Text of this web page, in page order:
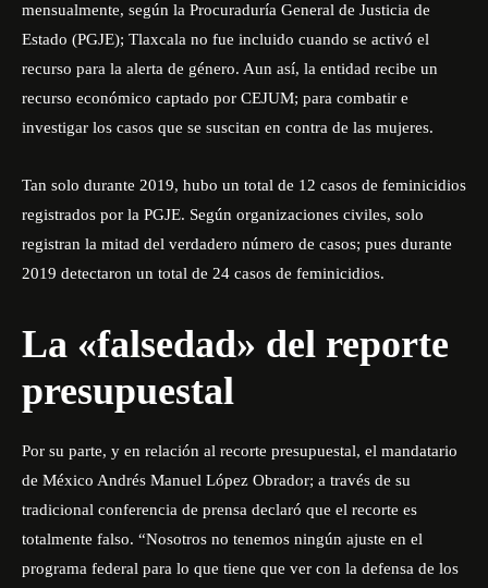
mensualmente, según la Procuraduría General de Justicia de
Estado (PGJE); Tlaxcala no fue incluido cuando se activó el
recurso para la alerta de género. Aun así, la entidad recibe un
recurso económico captado por CEJUM; para combatir e
investigar los casos que se suscitan en contra de las mujeres.
Tan solo durante 2019, hubo un total de 12 casos de feminicidios
registrados por la PGJE. Según organizaciones civiles, solo
registran la mitad del verdadero número de casos; pues durante
2019 detectaron un total de 24 casos de feminicidios.
La «falsedad» del reporte
presupuestal
Por su parte, y en relación al recorte presupuestal, el mandatario
de México Andrés Manuel López Obrador; a través de su
tradicional conferencia de prensa declaró que el recorte es
totalmente falso. “Nosotros no tenemos ningún ajuste en el
programa federal para lo que tiene que ver con la defensa de los